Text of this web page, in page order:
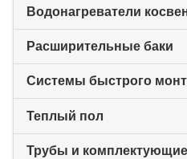
Водонагреватели
Расширительные баки
Системы быстрого
Теплый пол
Трубы и комплектующие